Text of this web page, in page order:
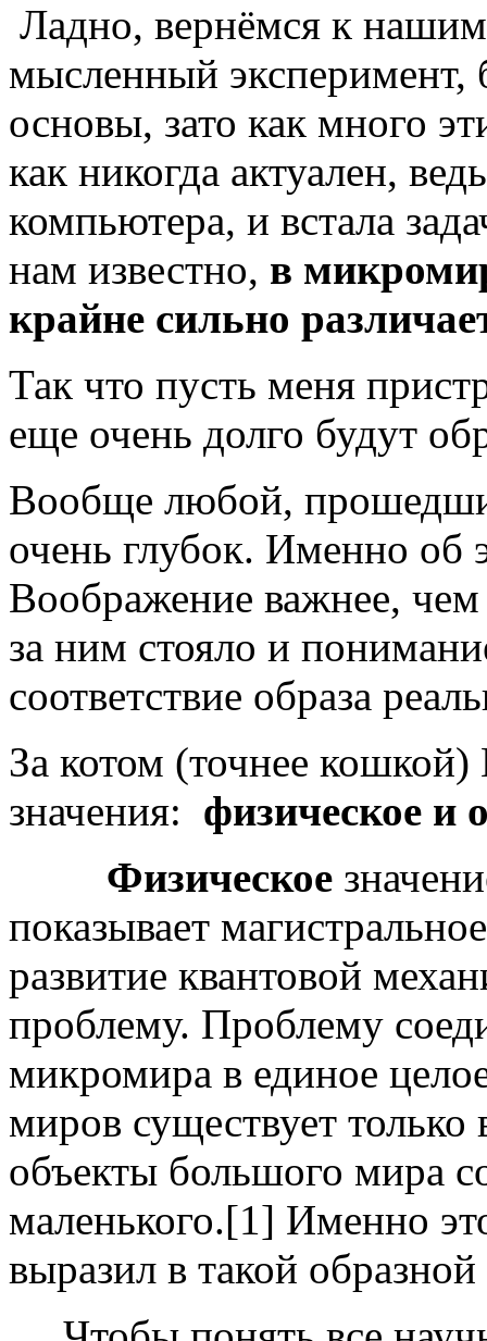
Ладно, вернёмся к
мысленный эксперимент,
основы, зато как много
как никогда актуален,
компьютера, и встала
нам известно, в
крайне сильно
Так что пусть меня
еще очень долго будут
Вообще любой,
очень глубок. Именно
Воображение важнее,
за ним стояло и
соответствие образа
За котом (точнее
значения: физическое и
Физическое
показывает
развитие квантовой
проблему. Проблему
микромира в единое
миров существует только
объекты большого мира
маленького.[1] Именно
выразил в такой